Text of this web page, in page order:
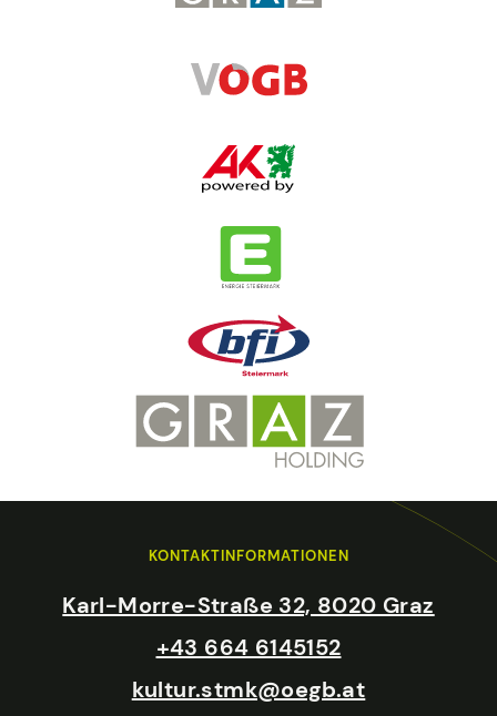
KONTAKTINFORMATIONEN
Karl-Morre-Straße 32, 8020 Graz
+43 664 6145152
kultur.stmk@oegb.at